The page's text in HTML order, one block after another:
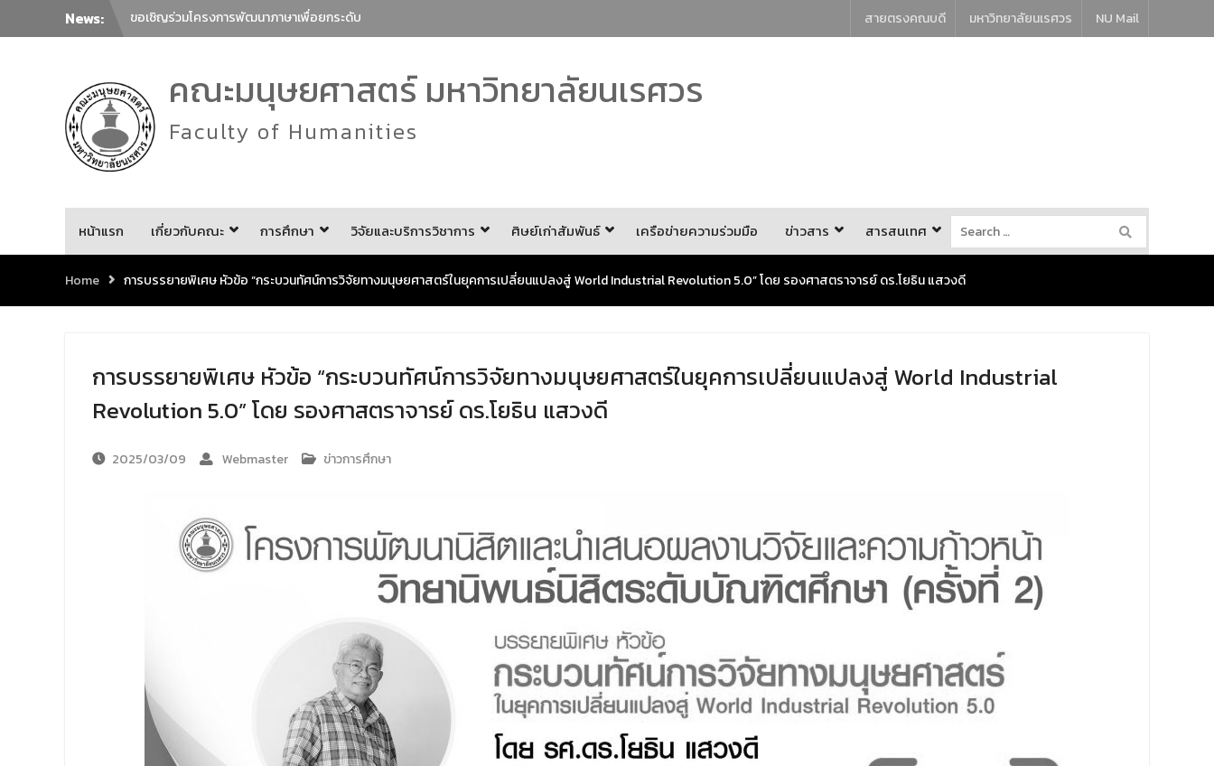
News:
ขอเชิญร่วมโครงการพัฒนาภาษาเพื่อยกระดับ
ภาษาไทยสู่นานาชาติ ครั้งที่ 2 ในหัวข้อ “การล่าม
ภาควิชาศิลปะการแสดง คณะมนุษยศาสตร์
มหาวิทยาลัยนเรศวร ขอเชิญทุกท่านร่วมรับชม
การแสดงรำเดี่ยวมาตรฐานทางด้านนาฏศิลป์
ไทย ประจำปี 2569 โดยนิสิตชั้นปีที่ 4 สาขาวิชา
นาฏศิลป์ไทย จำนวน 23 ชุดการแสดง
มนุษยศาสตร์
คณะมนุษยศาสตร์ มหาวิทยาลัยนเรศวร ขอเชิญ
ขอเชิญร่วมทำบุญตักบาตรข้าวสารอาหาร
แห้ง
เนื่องในโอกาสครบรอบ 36 ปี วันคล้าย
สายตรงคณบดี มหาวิทยาลัยนเรศวร NU Mail
คณะมนุษยศาสตร์ มหาวิทยาลัยนเรศวร
Faculty of Humanities
หน้าแรก เกี่ยวกับคณะ การศึกษา วิจัยและบริการวิชาการ ศิษย์เก่าสัมพันธ์ เครือข่ายความร่วมมือ ข่าวสาร สารสนเทศ
Home การบรรยายพิเศษ หัวข้อ “กระบวนทัศน์การวิจัยทางมนุษยศาสตร์ในยุคการเปลี่ยนแปลงสู่ World Industrial Revolution 5.0” โดย รองศาสตราจารย์ ดร.โยธิน แสวงดี
การบรรยายพิเศษ หัวข้อ “กระบวนทัศน์การวิจัยทางมนุษยศาสตร์ในยุคการเปลี่ยนแปลงสู่ World Industrial
Revolution 5.0” โดย รองศาสตราจารย์ ดร.โยธิน แสวงดี
2025/03/09 Webmaster ข่าวการศึกษา